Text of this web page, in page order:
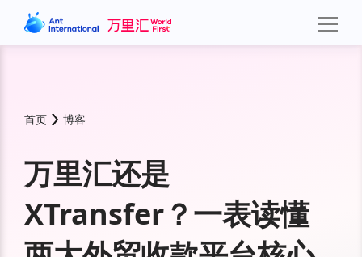
首页 博客
万里汇还是
XTransfer？一表读懂